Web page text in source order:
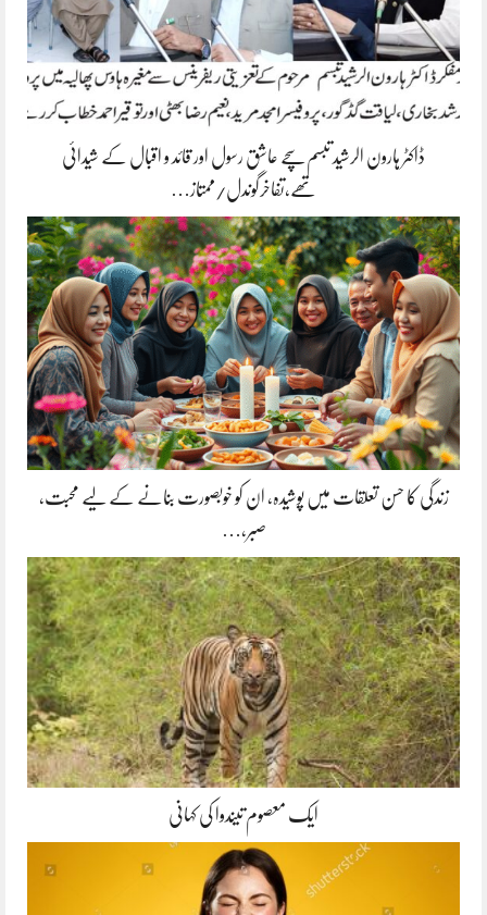
ڈاکٹر ہارون الرشید تبسم سچے عاشق رسول اور قائد و اقبال کے شیدائی
تھے،تفاخرگوندل/ممتاز…
زندگی کا حسن تعلقات میں پوشیدہ, ان کو خوبصورت بنانے کے لیے محبت،
صبر،…
ایک معصوم تیندوا کی کہانی